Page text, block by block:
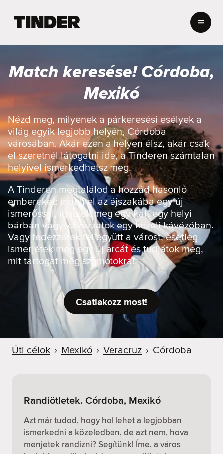
r
e
d
ő
o
l
d
a
l
Match keresése! Córdoba,
Mexikó
Nézd meg, milyenek a párkeresési esélyek a
világ egyik legjobb helyén, Córdoba
városában. Akár ezen a helyen élsz, akár csak
el szeretnél látogatni ide, a Tinderen számtalan
helyivel ismerkedhetsz meg.
A Tinderen megtalálod a hozzád hasonló
embereket: indulj el az éjszakába egy új
ismerőssel, igyatok meg egy italt egy helyi
bárban vagy kávézzatok egy közeli kávézóban.
Vagy fedezzétek fel együtt a várost, esetleg
ismerjétek meg egy új arcát és tudjátok meg,
mit tartogat még számotokra!
Csatlakozz most!
Úti célok › Mexikó › Veracruz › Córdoba
Randiötletek. Córdoba, Mexikó
Azt már tudod, hogy hol lehet a legjobban
ismerkedni a közeledben, de azt nem, hova
menjetek randizni? Segítünk! Íme, a város